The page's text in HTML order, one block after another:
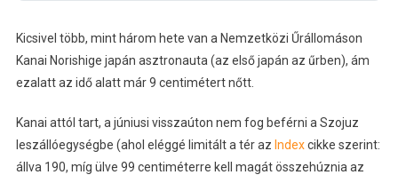
Kicsivel több, mint három hete van a Nemzetközi Űrállomáson
Kanai Norishige japán asztronauta (az első japán az űrben), ám
ezalatt az idő alatt már 9 centimétert nőtt.
Kanai attól tart, a júniusi visszaúton nem fog beférni a Szojuz
leszállóegységbe (ahol eléggé limitált a tér az Indexcikke szerint:
állva 190, míg ülve 99 centiméterre kell magát összehúznia az